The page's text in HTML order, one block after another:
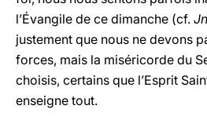
l’Évangile de ce dimanche (cf. Jn
justement que nous ne devons
forces, mais la miséricorde du
choisis, certains que l’Esprit
enseigne tout.